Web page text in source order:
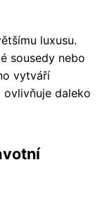
luxusu.
sousedy nebo
vytváří
ovlivňuje daleko